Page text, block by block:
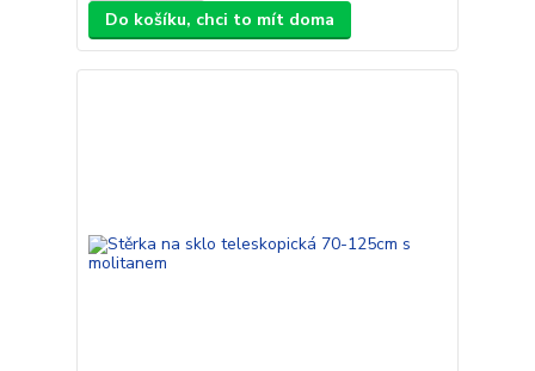
Do košíku, chci to mít doma